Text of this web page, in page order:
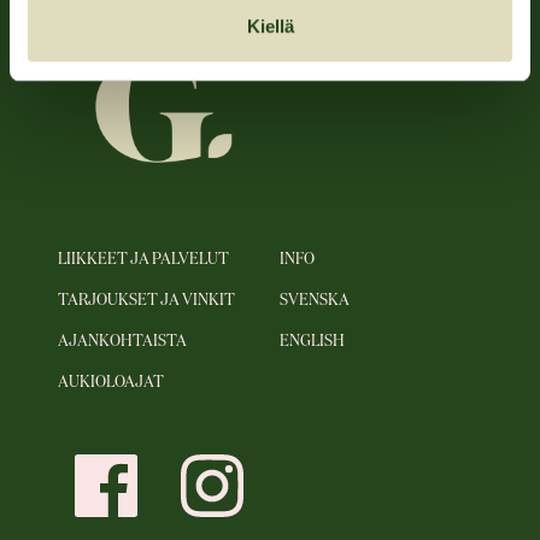
Kiellä
LIIKKEET JA PALVELUT
TARJOUKSET JA VINKIT
AJANKOHTAISTA
AUKIOLOAJAT
INFO
SVENSKA
ENGLISH